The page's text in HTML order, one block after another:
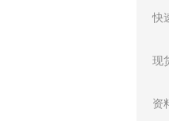
快
现
资